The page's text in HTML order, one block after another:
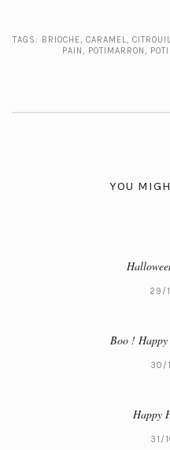
TAGS: BRIOCHE, CARAMEL,
PAIN, POTIMARRON,
YOU
29/
Boo !
30/
Happy
31/